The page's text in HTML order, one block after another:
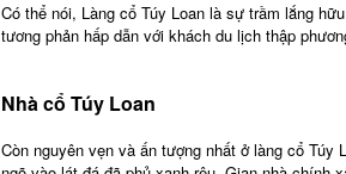
Có thể nói, Làng cổ Túy Loan là sự trầm lắng
tương phản hấp dẫn với khách du lịch thập
Nhà cổ Túy Loan
Còn nguyên vẹn và ấn tượng nhất ở làng cổ